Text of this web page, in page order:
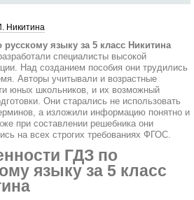
Никитина
русскому языку за 5 класс Никитина
специалисты высокой
Над созданием пособия они трудились
Авторы учитывали и возрастные
юных школьников, и их возможный
Они старались не использовать
а изложили информацию понятно и
при составлении решебника они
на всех строгих требованиях ФГОС.
ГДЗ по
языку за 5 класс